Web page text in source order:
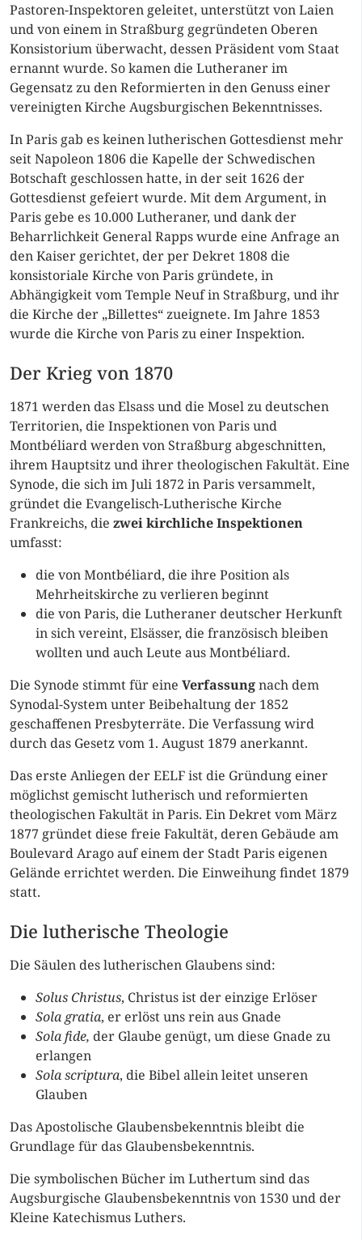
Pastoren-Inspektoren geleitet, unterstützt von Laien
und von einem in Straßburg gegründeten Oberen
Konsistorium überwacht, dessen Präsident vom Staat
ernannt wurde. So kamen die Lutheraner im
Gegensatz zu den Reformierten in den Genuss einer
vereinigten Kirche Augsburgischen Bekenntnisses.
In Paris gab es keinen lutherischen Gottesdienst mehr
seit Napoleon 1806 die Kapelle der Schwedischen
Botschaft geschlossen hatte, in der seit 1626 der
Gottesdienst gefeiert wurde. Mit dem Argument, in
Paris gebe es 10.000 Lutheraner, und dank der
Beharrlichkeit General Rapps wurde eine Anfrage an
den Kaiser gerichtet, der per Dekret 1808 die
konsistoriale Kirche von Paris gründete, in
Abhängigkeit vom Temple Neuf in Straßburg, und ihr
die Kirche der „Billettes“ zueignete. Im Jahre 1853
wurde die Kirche von Paris zu einer Inspektion.
Der Krieg von 1870
1871 werden das Elsass und die Mosel zu deutschen
Territorien, die Inspektionen von Paris und
Montbéliard werden von Straßburg abgeschnitten,
ihrem Hauptsitz und ihrer theologischen Fakultät. Eine
Synode, die sich im Juli 1872 in Paris versammelt,
gründet die Evangelisch-Lutherische Kirche
Frankreichs, die zwei kirchliche Inspektionen
umfasst:
die von Montbéliard, die ihre Position als
Mehrheitskirche zu verlieren beginnt
die von Paris, die Lutheraner deutscher Herkunft
in sich vereint, Elsässer, die französisch bleiben
wollten und auch Leute aus Montbéliard.
Die Synode stimmt für eine Verfassungnach dem
Synodal-System unter Beibehaltung der 1852
geschaffenen Presbyterräte. Die Verfassung wird
durch das Gesetz vom 1. August 1879 anerkannt.
Das erste Anliegen der EELF ist die Gründung einer
möglichst gemischt lutherisch und reformierten
theologischen Fakultät in Paris. Ein Dekret vom März
1877 gründet diese freie Fakultät, deren Gebäude am
Boulevard Arago auf einem der Stadt Paris eigenen
Gelände errichtet werden. Die Einweihung findet 1879
statt.
Die lutherische Theologie
Die Säulen des lutherischen Glaubens sind:
Solus Christus, Christus ist der einzige Erlöser
Sola gratia, er erlöst uns rein aus Gnade
Sola fide, der Glaube genügt, um diese Gnade zu
erlangen
Sola scriptura, die Bibel allein leitet unseren
Glauben
Das Apostolische Glaubensbekenntnis bleibt die
Grundlage für das Glaubensbekenntnis.
Die symbolischen Bücher im Luthertum sind das
Augsburgische Glaubensbekenntnis von 1530 und der
Kleine Katechismus Luthers.